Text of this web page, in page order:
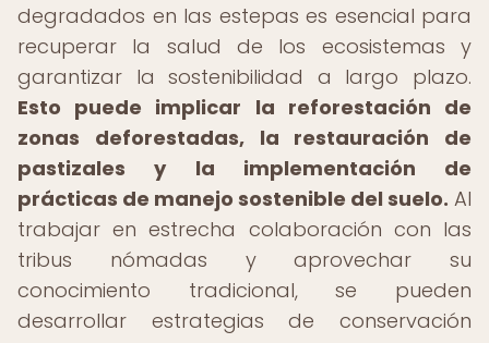
degradados en las estepas es esencial para
recuperar la salud de los ecosistemas y
garantizar la sostenibilidad a largo plazo.
Esto puede implicar la reforestación de
zonas deforestadas, la restauración de
pastizales y la implementación de
prácticas de manejo sostenible del suelo. Al
trabajar en estrecha colaboración con las
tribus nómadas y aprovechar su
conocimiento tradicional, se pueden
desarrollar estrategias de conservación